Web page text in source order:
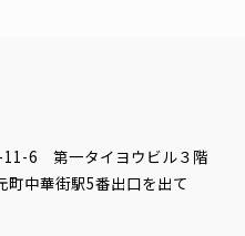
11-6 第一タイヨウビル３階
町中華街駅5番出口を出て